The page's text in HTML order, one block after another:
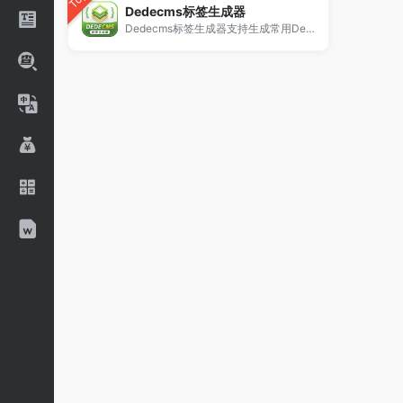
Dedecms标签生成器
Dedecms标签生成器支持生成常用Dede调用标签，包括arclist、channel等标签代码，提供标签大全与参数配置，适用于织梦CMS模板开发与标签调用学习。